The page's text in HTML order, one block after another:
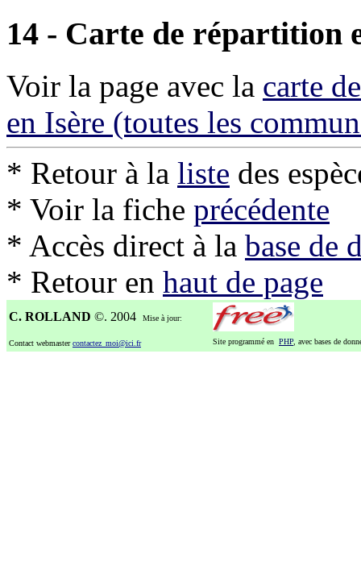
14 - Carte de répartition
Voir la page avec la carte
en Isère (toutes les
* Retour à la liste des
* Voir la fiche précédente
* Accès direct à la base de
* Retour en haut de page
C. ROLLAND ©. 2004 Mise à jour:
Contact webmastercontactez_moi@ici.fr Site programmé en PHP , avec bases de